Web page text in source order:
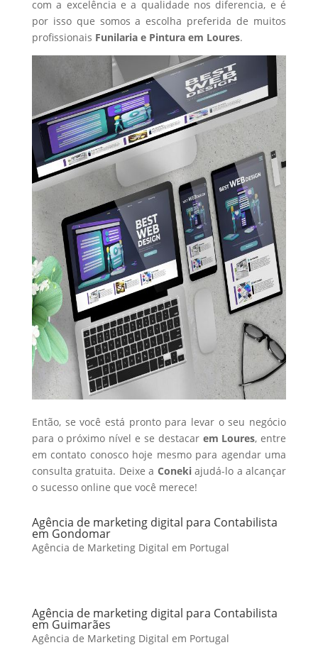
com a excelência e a qualidade nos diferencia, e é
por isso que somos a escolha preferida de muitos
profissionais Funilaria e Pinturaem Loures.
Então, se você está pronto para levar o seu negócio
para o próximo nível e se destacar em Loures, entre
em contato conosco hoje mesmo para agendar uma
consulta gratuita. Deixe a Conekiajudá-lo a alcançar
o sucesso online que você merece!
Agência de marketing digital para Contabilista
em Gondomar
Agência de Marketing Digital em Portugal
Agência de marketing digital para Contabilista
em Guimarães
Agência de Marketing Digital em Portugal